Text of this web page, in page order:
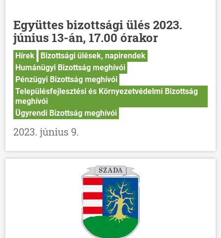
Együttes bizottsági ülés 2023.
június 13-án, 17.00 órakor
Hírek
Bizottsági ülések, napirendek
Humánügyi Bizottság meghívói
Pénzügyi Bizottság meghívói
Településfejlesztési és Környezetvédelmi Bizottság
meghívói
Ügyrendi Bizottság meghívói
2023. június 9.